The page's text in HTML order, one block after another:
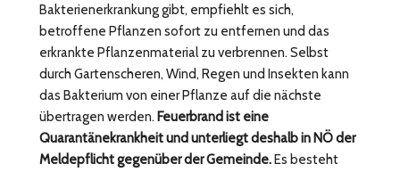
Bakterienerkrankung gibt, empfiehlt es sich,
betroffene Pflanzen sofort zu entfernen und das
erkrankte Pflanzenmaterial zu verbrennen. Selbst
durch Gartenscheren, Wind, Regen und Insekten kann
das Bakterium von einer Pflanze auf die nächste
übertragen werden. Feuerbrand ist eine
Quarantänekrankheit und unterliegt deshalb in NÖ der
Meldepflicht gegenüber der Gemeinde.Es besteht